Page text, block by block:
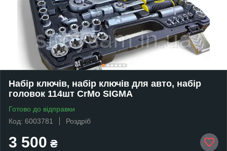
Набір ключів, набір ключів для авто, набір
головок 114шт CrMo SIGMA
Готово до відправки
Код: 6003781
Роздріб
3 500 ₴